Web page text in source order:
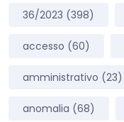
36/2023 (398)
accesso (60)
amministrativo (23)
anomalia (68)